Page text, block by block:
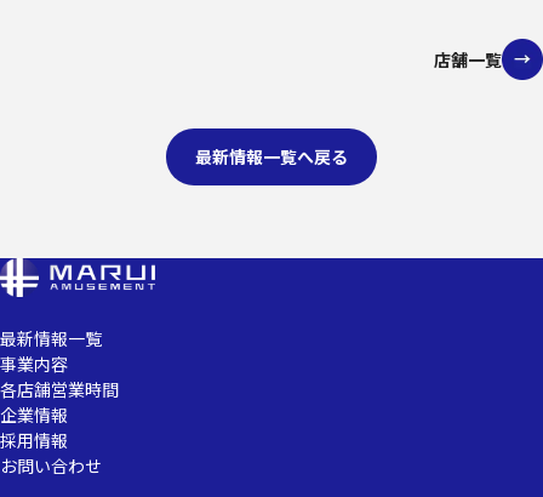
店舗一覧
最新情報一覧へ戻る
最新情報一覧
事業内容
各店舗営業時間
企業情報
採用情報
お問い合わせ